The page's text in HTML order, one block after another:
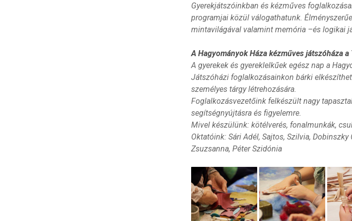
Gyerekjátszóinkban és kézműves
programjai közül válogathatunk.
mintavilágával valamint memória –és logikai
A Hagyományok Háza kézműves játszóháza
A gyerekek és gyereklelkűek egész nap a
Játszóházi foglalkozásainkon bárki
személyes tárgy létrehozására.
Foglalkozásvezetőink felkészült nagy
segítségnyújtásra és figyelemre.
Mivel készülünk: kötélverés, fonalmunkák,
Oktatóink: Sári Adél, Sajtos, Szilvia,
Zsuzsanna, Péter Szidónia